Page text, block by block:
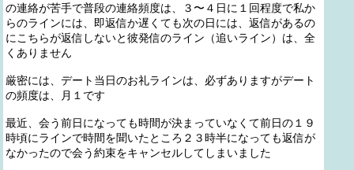
の連絡が苦手で普段の連絡頻度は、３〜４日に１回程度で私か
らのラインには、即返信か遅くても次の日には、返信があるの
にこちらが返信しないと彼発信のライン（追いライン）は、全
くありません
厳密には、デート当日のお礼ラインは、必ずありますがデート
の頻度は、月１です
最近、会う前日になっても時間が決まっていなくて前日の１９
時頃にラインで時間を聞いたところ２３時半になっても返信が
なかったので会う約束をキャンセルしてしまいました